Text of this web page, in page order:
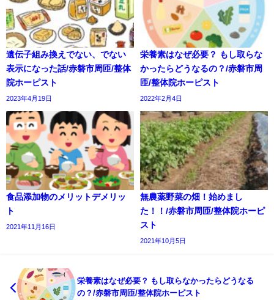
遺伝子組み換えでない、でない
表示になった話/赤磐市周匝/整体
院ホーピスト
2023年4月19日
栄養素はなぜ必要？ もし取らな
かったらどうなるの？/赤磐市周
匝/整体院ホーピスト
2022年2月4日
食品添加物のメリットデメリッ
ト
2021年11月16日
無農薬野菜の畑！始めまし
た！！/赤磐市周匝/整体院ホーピ
スト
2021年10月5日
栄養素はなぜ必要？ もし取らなかったらどうなる
の？/赤磐市周匝/整体院ホーピスト